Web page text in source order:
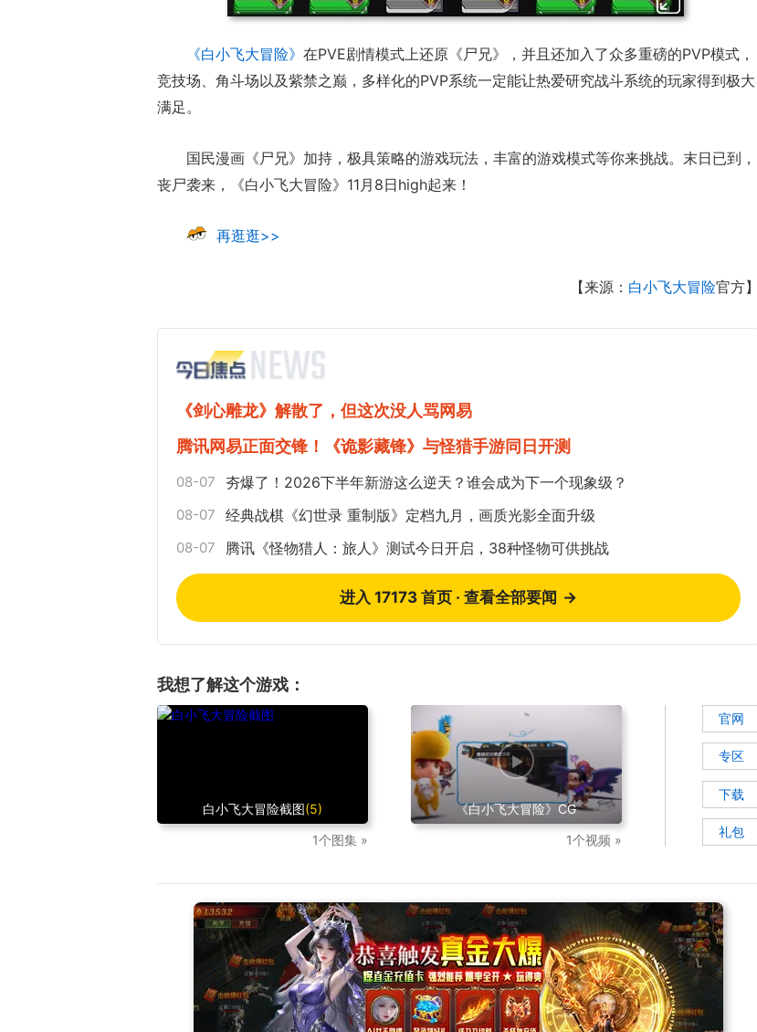
《白小飞大冒险》 在PVE剧情模式上还原《尸兄》，并且还加入了众多重磅的PVP模式，
竞技场、角斗场以及紫禁之巅，多样化的PVP系统一定能让热爱研究战斗系统的玩家得到极大
满足。
国民漫画《尸兄》加持，极具策略的游戏玩法，丰富的游戏模式等你来挑战。末日已到，
丧尸袭来，《白小飞大冒险》11月8日high起来！
再逛逛>>
【来源： 白小飞大冒险官方】
《剑心雕龙》解散了，但这次没人骂网易
腾讯网易正面交锋！《诡影藏锋》与怪猎手游同日开测
08-07 夯爆了！2026下半年新游这么逆天？谁会成为下一个现象级？
08-07 经典战棋《幻世录 重制版》定档九月，画质光影全面升级
08-07 腾讯《怪物猎人：旅人》测试今日开启，38种怪物可供挑战
进入 17173 首页 · 查看全部要闻 →
我想了解这个游戏：
白小飞大冒险截图(5)
1个图集 »
《白小飞大冒险》CG
1个视频 »
官网
专区
下载
礼包